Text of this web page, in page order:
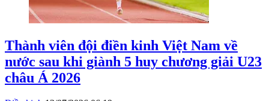
Thành viên đội điền kinh Việt Nam về
nước sau khi giành 5 huy chương giải U23
châu Á 2026